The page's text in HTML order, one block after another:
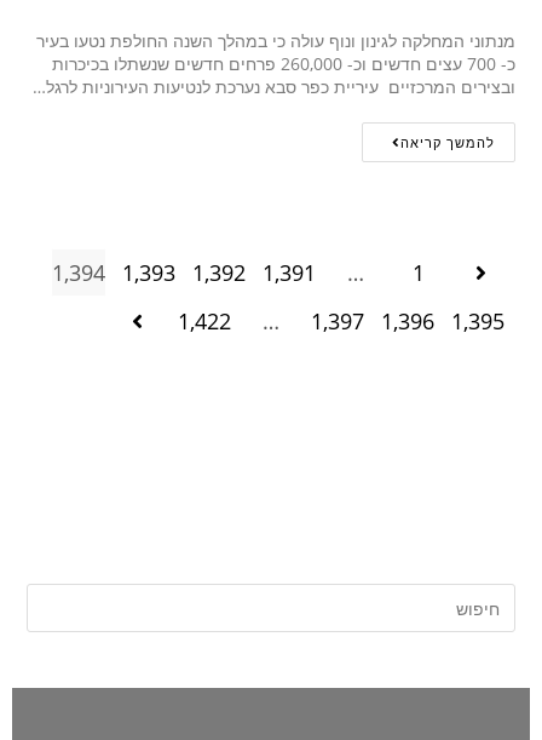
מנתוני המחלקה לגינון ונוף עולה כי במהלך השנה החולפת נטעו בעיר
כ- 700 עצים חדשים וכ- 260,000 פרחים חדשים שנשתלו בכיכרות
ובצירים המרכזיים עיריית כפר סבא נערכת לנטיעות העירוניות לרגל…
להמשך קריאה
1
…
1,391
1,392
1,393
1,394
1,395
1,396
1,397
…
1,422